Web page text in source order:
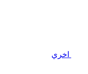
اخري